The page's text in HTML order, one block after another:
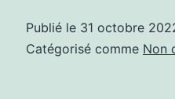
Publié le 31 octobre
Catégorisé comme Non